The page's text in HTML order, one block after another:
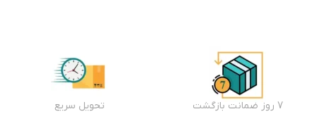
7 روز ضمانت بازگشت
تحویل سریع